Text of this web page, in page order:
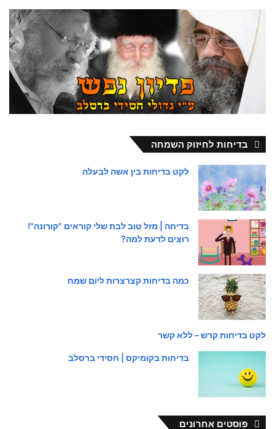
בדיחות לחיזוק השמחה
לקט בדיחות בין אשה לבעלה
בדיחה | מזל טוב לבת שלי קוראים "קורונה"!
רוצים לדעת למה?
כמה בדיחות קצרצרות ליום שמח
לקט בדיחות קרש – ללא קשר
בדיחות בקומיקס | חסידי ברסלב
פוסטים אחרונים